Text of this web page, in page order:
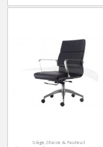
Siège, Chaise & Fauteuil